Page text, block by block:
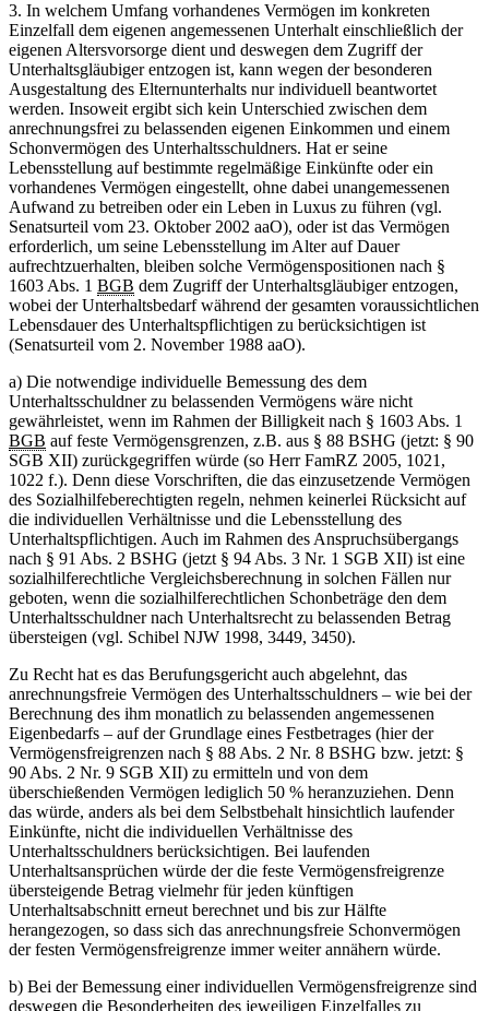
3. In welchem Umfang vorhandenes Vermögen im konkreten
Einzelfall dem eigenen angemessenen Unterhalt einschließlich der
eigenen Altersvorsorge dient und deswegen dem Zugriff der
Unterhaltsgläubiger entzogen ist, kann wegen der besonderen
Ausgestaltung des Elternunterhalts nur individuell beantwortet
werden. Insoweit ergibt sich kein Unterschied zwischen dem
anrechnungsfrei zu belassenden eigenen Einkommen und einem
Schonvermögen des Unterhaltsschuldners. Hat er seine
Lebensstellung auf bestimmte regelmäßige Einkünfte oder ein
vorhandenes Vermögen eingestellt, ohne dabei unangemessenen
Aufwand zu betreiben oder ein Leben in Luxus zu führen (vgl.
Senatsurteil vom 23. Oktober 2002 aaO), oder ist das Vermögen
erforderlich, um seine Lebensstellung im Alter auf Dauer
aufrechtzuerhalten, bleiben solche Vermögenspositionen nach §
1603 Abs. 1 BGB dem Zugriff der Unterhaltsgläubiger entzogen,
wobei der Unterhaltsbedarf während der gesamten voraussichtlichen
Lebensdauer des Unterhaltspflichtigen zu berücksichtigen ist
(Senatsurteil vom 2. November 1988 aaO).
a) Die notwendige individuelle Bemessung des dem
Unterhaltsschuldner zu belassenden Vermögens wäre nicht
gewährleistet, wenn im Rahmen der Billigkeit nach § 1603 Abs. 1
BGB auf feste Vermögensgrenzen, z.B. aus § 88 BSHG (jetzt: § 90
SGB XII) zurückgegriffen würde (so Herr FamRZ 2005, 1021,
1022 f.). Denn diese Vorschriften, die das einzusetzende Vermögen
des Sozialhilfeberechtigten regeln, nehmen keinerlei Rücksicht auf
die individuellen Verhältnisse und die Lebensstellung des
Unterhaltspflichtigen. Auch im Rahmen des Anspruchsübergangs
nach § 91 Abs. 2 BSHG (jetzt § 94 Abs. 3 Nr. 1 SGB XII) ist eine
sozialhilferechtliche Vergleichsberechnung in solchen Fällen nur
geboten, wenn die sozialhilferechtlichen Schonbeträge den dem
Unterhaltsschuldner nach Unterhaltsrecht zu belassenden Betrag
übersteigen (vgl. Schibel NJW 1998, 3449, 3450).
Zu Recht hat es das Berufungsgericht auch abgelehnt, das
anrechnungsfreie Vermögen des Unterhaltsschuldners – wie bei der
Berechnung des ihm monatlich zu belassenden angemessenen
Eigenbedarfs – auf der Grundlage eines Festbetrages (hier der
Vermögensfreigrenzen nach § 88 Abs. 2 Nr. 8 BSHG bzw. jetzt: §
90 Abs. 2 Nr. 9 SGB XII) zu ermitteln und von dem
überschießenden Vermögen lediglich 50 % heranzuziehen. Denn
das würde, anders als bei dem Selbstbehalt hinsichtlich laufender
Einkünfte, nicht die individuellen Verhältnisse des
Unterhaltsschuldners berücksichtigen. Bei laufenden
Unterhaltsansprüchen würde der die feste Vermögensfreigrenze
übersteigende Betrag vielmehr für jeden künftigen
Unterhaltsabschnitt erneut berechnet und bis zur Hälfte
herangezogen, so dass sich das anrechnungsfreie Schonvermögen
der festen Vermögensfreigrenze immer weiter annähern würde.
b) Bei der Bemessung einer individuellen Vermögensfreigrenze sind
deswegen die Besonderheiten des jeweiligen Einzelfalles zu